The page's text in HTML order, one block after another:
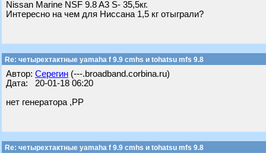
Nissan Marine NSF 9.8 A3 S- 35,5кг.
Интересно на чем для Ниссана 1,5 кг отыграли?
Re: четырехтактные yamaha f 9.9 cmhs и tohatsu mfs 9.8
Автор: Серегин (---.broadband.corbina.ru)
Дата: 20-01-18 06:20
нет генератора ,РР
Re: четырехтактные yamaha f 9.9 cmhs и tohatsu mfs 9.8